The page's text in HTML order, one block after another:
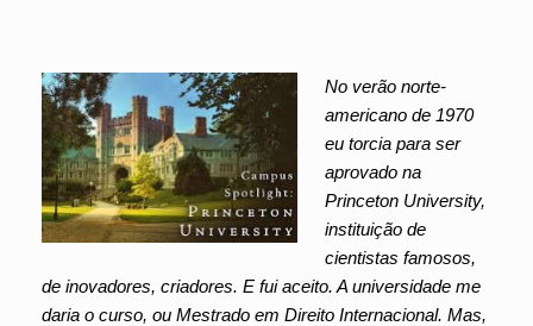
No verão norte-
americano de 1970
eu torcia para ser
aprovado na
Princeton University,
instituição de
cientistas famosos,
de inovadores, criadores. E fui aceito. A universidade me
daria o curso, ou Mestrado em Direito Internacional. Mas,